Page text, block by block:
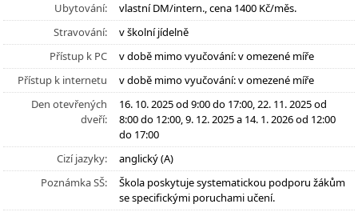
Ubytování:
vlastní DM/intern., cena 1400 Kč/měs.
Stravování:
v školní jídelně
Přístup k PC
v době mimo vyučování: v omezené míře
Přístup k internetu
v době mimo vyučování: v omezené míře
Den otevřených
dveří:
16. 10. 2025 od 9:00 do 17:00, 22. 11. 2025 od
8:00 do 12:00, 9. 12. 2025 a 14. 1. 2026 od 12:00
do 17:00
Cizí jazyky:
anglický (A)
Poznámka SŠ:
Škola poskytuje systematickou podporu žákům
se specifickými poruchami učení.